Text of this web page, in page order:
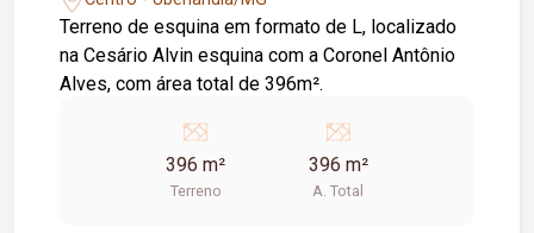
Terreno de esquina em formato de L, localizado
na Cesário Alvin esquina com a Coronel Antônio
Alves, com área total de 396m².
396 m²
Terreno
396 m²
A. Total